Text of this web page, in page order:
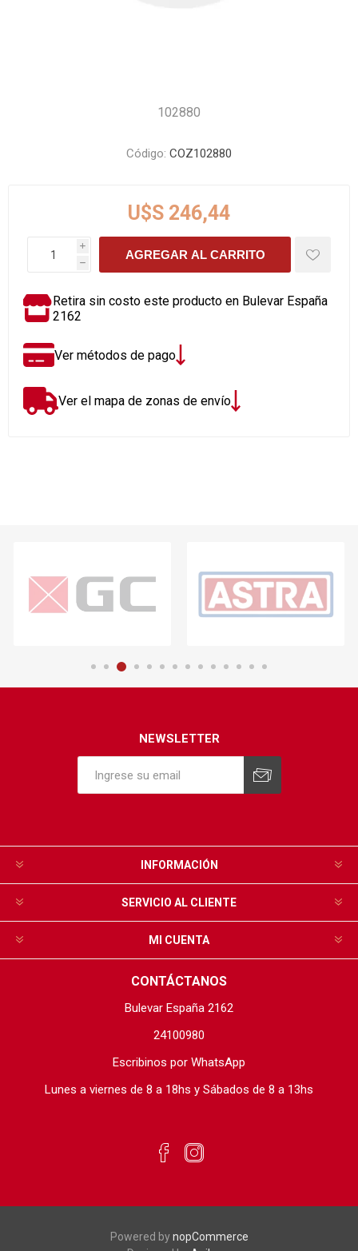
102880
Código: COZ102880
U$S 246,44
i
h
AGREGAR AL CARRITO
Retira sin costo este producto en Bulevar España
2162
Ver métodos de pago
Ver el mapa de zonas de envío
NEWSLETTER
INFORMACIÓN
SERVICIO AL CLIENTE
MI CUENTA
CONTÁCTANOS
Bulevar España 2162
24100980
Escribinos por WhatsApp
Lunes a viernes de 8 a 18hs y Sábados de 8 a 13hs
Powered bynopCommerce